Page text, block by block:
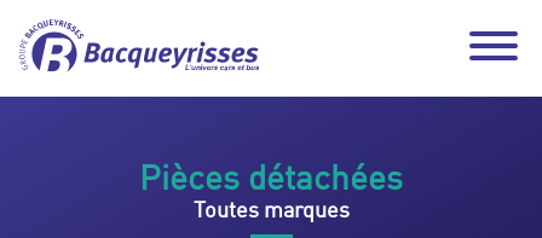
Pièces détachées
Toutes marques